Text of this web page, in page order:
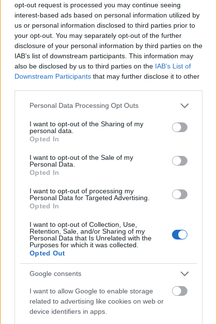
opt-out request is processed you may continue seeing
interest-based ads based on personal information utilized by
us or personal information disclosed to third parties prior to
your opt-out. You may separately opt-out of the further
disclosure of your personal information by third parties on the
IAB’s list of downstream participants. This information may
also be disclosed by us to third parties on the IAB’s List of
Downstream Participants that may further disclose it to other
Please note that this website/app uses one or more Google
not limited to your visit or usage behaviour. You may click to
grant or deny consent to Google and its third-party tags to
use your data for below specified purposes in below Google
consent section.
Personal Data Processing Opt Outs
I want to opt-out of the Sharing of my
personal data.
Opted In
I want to opt-out of the Sale of my
Personal Data.
Opted In
I want to opt-out of processing my
Personal Data for Targeted Advertising.
Opted In
I want to opt-out of Collection, Use,
Retention, Sale, and/or Sharing of my
Personal Data that Is Unrelated with the
Purposes for which it was collected.
Opted Out
Google consents
I want to allow Google to enable storage
related to advertising like cookies on web or
device identifiers in apps.
Berszán Lajos 1943. január 15-én született a
Sepsiszentgyörgyön, de valójában a
háromszéki Zágont tekintette szülőfalujának,
ahol egész gyermekkorát töltötte. Édesapját
5 éves korában elveszítette, és hamarosan
meghalt a kistestvére is. Özvegy édesanyja
egyetlen gyermekeként Zágonban végezte el
úgynevezett Kántoriskolában. A kántoriskola
gyulafehérvári Római Katolikus Hittudományi
Főiskolára. A teológiai tanulmányok
pappá Márton Áron püspök.
KÉZMŰVES MESTERSÉGEK TALÁLKOZÓJA A
MAROSVÁSÁRHELYI VÁRBAN